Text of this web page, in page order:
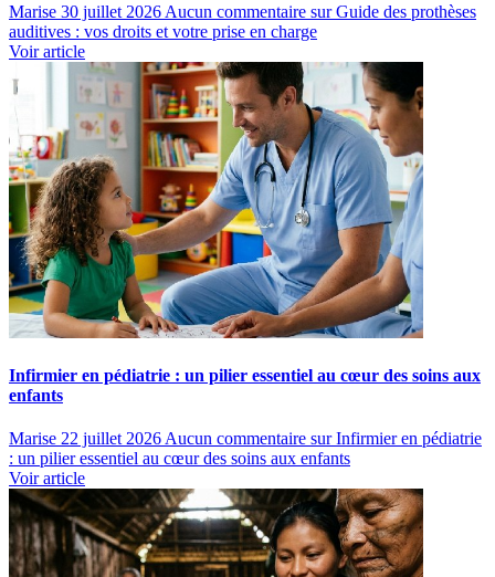
Marise 30 juillet 2026 Aucun commentaire sur Guide des prothèses
auditives : vos droits et votre prise en charge
Voir article
Infirmier en pédiatrie : un pilier essentiel au cœur des soins aux
enfants
Marise 22 juillet 2026 Aucun commentaire sur Infirmier en pédiatrie
: un pilier essentiel au cœur des soins aux enfants
Voir article